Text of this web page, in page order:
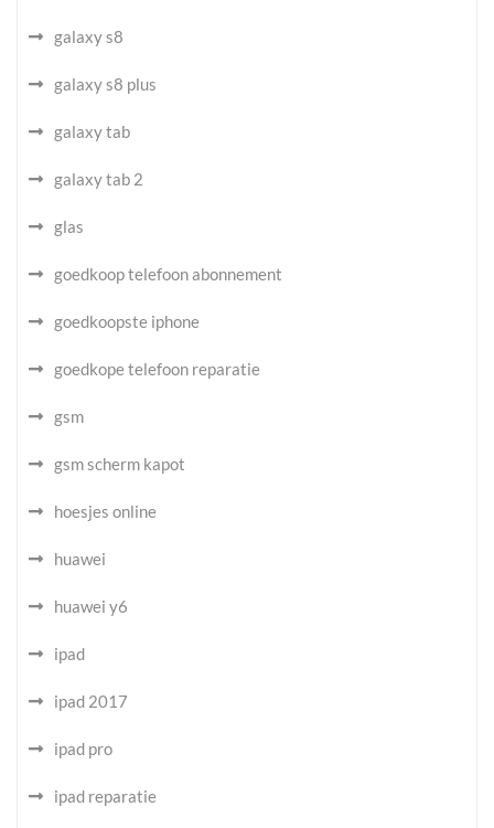
galaxy s8
galaxy s8 plus
galaxy tab
galaxy tab 2
glas
goedkoop telefoon abonnement
goedkoopste iphone
goedkope telefoon reparatie
gsm
gsm scherm kapot
hoesjes online
huawei
huawei y6
ipad
ipad 2017
ipad pro
ipad reparatie